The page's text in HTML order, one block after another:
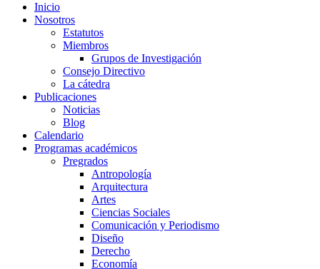
Inicio
Nosotros
Estatutos
Miembros
Grupos de Investigación
Consejo Directivo
La cátedra
Publicaciones
Noticias
Blog
Calendario
Programas académicos
Pregrados
Antropología
Arquitectura
Artes
Ciencias Sociales
Comunicación y Periodismo
Diseño
Derecho
Economía